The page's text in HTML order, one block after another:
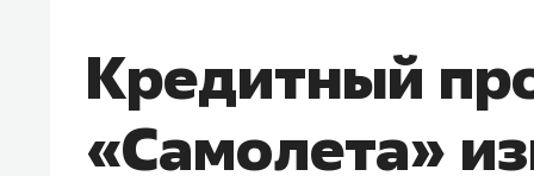
Кредитный
«Самолета»
правил, бизнес может
потерять минимум